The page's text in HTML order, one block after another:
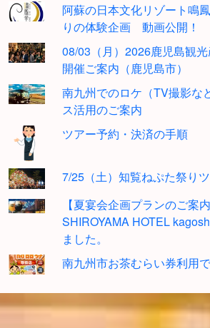
阿蘇の日本文化リゾート鳴
りの体験企画 動画公開！
08/03（月）2026鹿児島観
開催ご案内（鹿児島市）
南九州でのロケ（TV撮影な
ス活用のご案内
ツアー予約・決済の手順
7/25（土）知覧ねぷた祭り
【夏宴会企画プランのご案
SHIROYAMA HOTEL
ました。
南九州市お茶むらい券利用